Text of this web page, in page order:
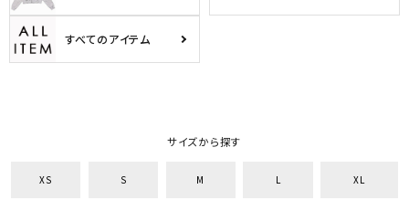
すべてのアイテム
サイズから探す
XS S M L XL